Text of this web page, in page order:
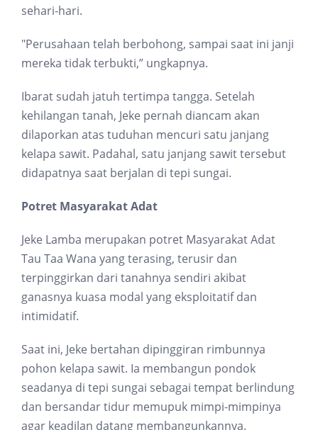
sehari-hari.
"Perusahaan telah berbohong, sampai saat ini janji
mereka tidak terbukti,” ungkapnya.
Ibarat sudah jatuh tertimpa tangga. Setelah
kehilangan tanah, Jeke pernah diancam akan
dilaporkan atas tuduhan mencuri satu janjang
kelapa sawit. Padahal, satu janjang sawit tersebut
didapatnya saat berjalan di tepi sungai.
Potret Masyarakat Adat
Jeke Lamba merupakan potret Masyarakat Adat
Tau Taa Wana yang terasing, terusir dan
terpinggirkan dari tanahnya sendiri akibat
ganasnya kuasa modal yang eksploitatif dan
intimidatif.
Saat ini, Jeke bertahan dipinggiran rimbunnya
pohon kelapa sawit. Ia membangun pondok
seadanya di tepi sungai sebagai tempat berlindung
dan bersandar tidur memupuk mimpi-mimpinya
agar keadilan datang membangunkannya.